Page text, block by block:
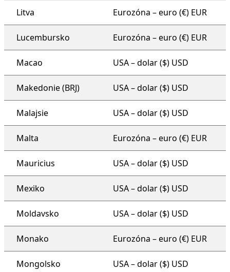
Litva Eurozóna – euro (€) EUR
Lucembursko Eurozóna – euro (€) EUR
Macao USA – dolar ($) USD
Makedonie (BRJ) USA – dolar ($) USD
Malajsie USA – dolar ($) USD
Malta Eurozóna – euro (€) EUR
Mauricius USA – dolar ($) USD
Mexiko USA – dolar ($) USD
Moldavsko USA – dolar ($) USD
Monako Eurozóna – euro (€) EUR
Mongolsko USA – dolar ($) USD